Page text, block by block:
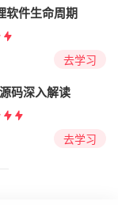
软件生命周期
去学习
码深入解读
去学习